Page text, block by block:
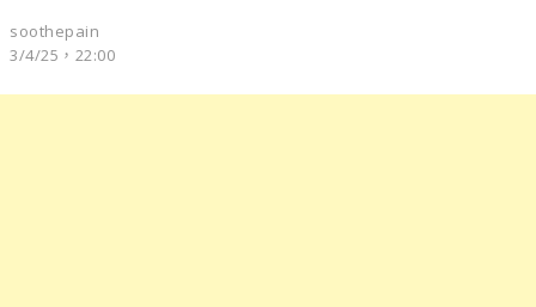
soothepain
3/4/25，22:00